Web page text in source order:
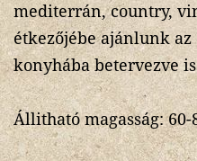
mediterrán, country,
étkezőjébe ajánlunk
konyhába betervezve
Állitható magasság: 60-